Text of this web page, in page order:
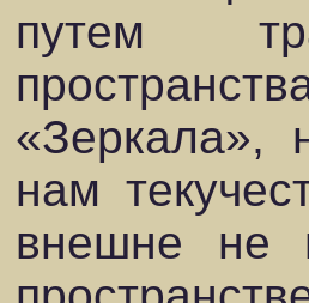
путем
«Зеркала»,
нам
внешне не